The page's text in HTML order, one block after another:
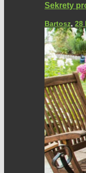
Sekrety
Bartosz, 28